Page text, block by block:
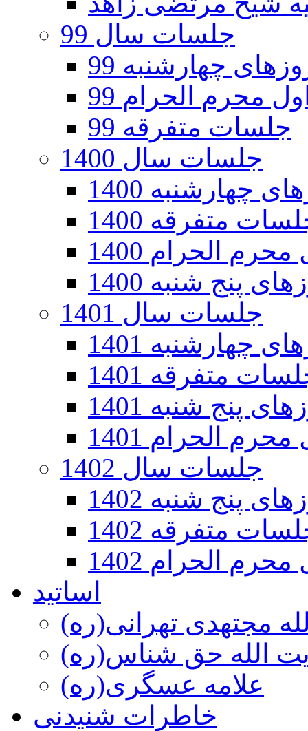
جلسات سال 99
چهارشنبه 99
محرم الحرام 99
جلسات متفرقه 99
جلسات سال 1400
چهارشنبه 1400
متفرقه 1400
الحرام 1400
پنج شنبه 1400
جلسات سال 1401
چهارشنبه 1401
متفرقه 1401
پنج شنبه 1401
الحرام 1401
جلسات سال 1402
پنج شنبه 1402
متفرقه 1402
الحرام 1402
اساتید
مجتهدی تهرانی(ره)
الله حق شناس(ره)
علامه عسگری(ره)
خاطرات شنیدنی